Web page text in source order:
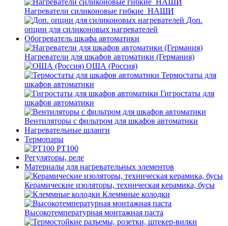
Нагреватели силиконовые гибкие_НАШИ
Доп.
опции для силиконовых нагревателей
Обогреватель шкафа автоматики
Нагреватели для шкафов автоматики (Германия)
ОША (Россия)
Термостаты для
шкафов автоматики
Гигростаты для
шкафов автоматики
Вентиляторы с фильтром для шкафов автоматики
Нагревательные шланги
Термопары
PT100
Регуляторы, реле
Материалы для нагревательных элементов
Керамические изоляторы, техническая керамика, бусы
Клеммные колодки
Высокотемпературная монтажная паста